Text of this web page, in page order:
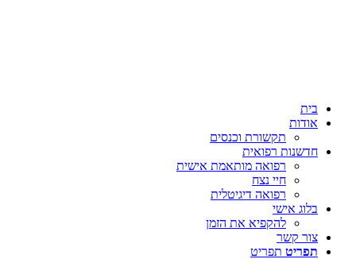
אודות
תקשורת וכנסים
חדשנות רפואית
רפואה מותאמת אישית
חיי נצח
רפואה דיגיטלית
בלוג אישי
להקפיא את הזמן
צור קשר
תפריט תפריט